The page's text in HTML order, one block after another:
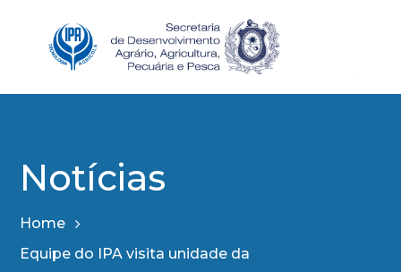
Notícias
Home
Equipe do IPA visita unidade da